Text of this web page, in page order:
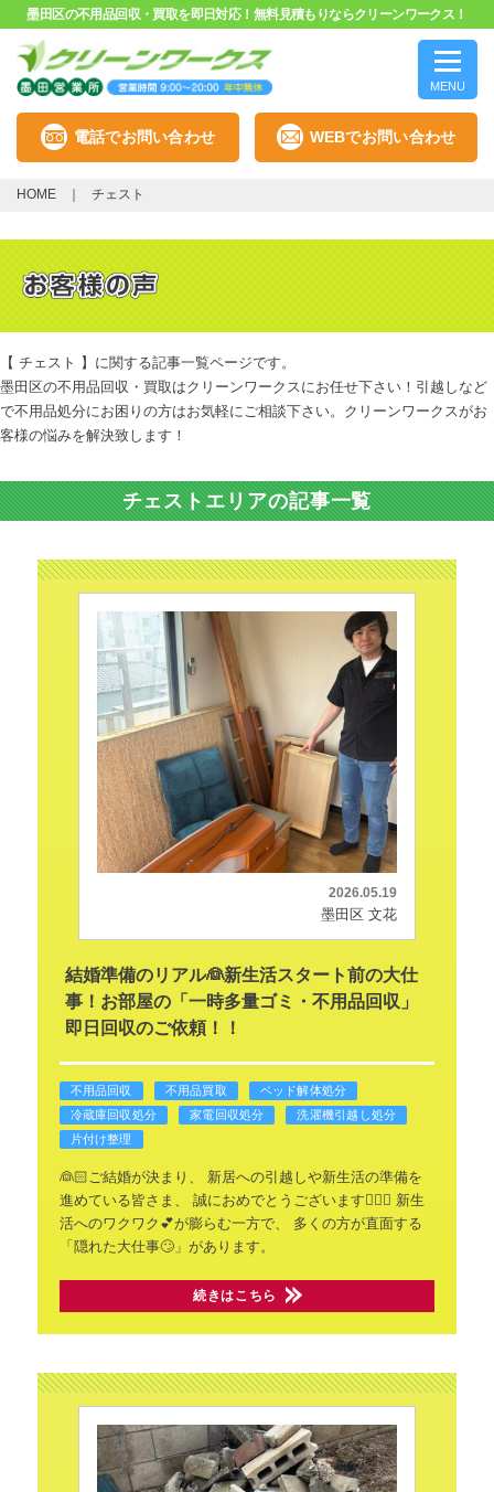
墨田区の不用品回収・買取を即日対応！無料見積もりならクリーンワークス！
MENU
電話でお問い合わせ WEBでお問い合わせ
HOME チェスト
【 チェスト 】に関する記事一覧ページです。
墨田区の不用品回収・買取はクリーンワークスにお任せ下さい！引越しなど
で不用品処分にお困りの方はお気軽にご相談下さい。クリーンワークスがお
客様の悩みを解決致します！
チェストエリアの記事一覧
2026.05.19
墨田区 文花
結婚準備のリアル👰新生活スタート前の大仕
事！お部屋の「一時多量ゴミ・不用品回収」
即日回収のご依頼！！
不用品回収 不用品買取
ベッド解体処分
冷蔵庫回収処分
家電回収処分
洗濯機引越し処分
片付け整理
👰🏻ご結婚が決まり、
新居への引越しや新生活の準備を
進めている皆さま、
誠におめでとうございます🙇🏻‍♂️ 新生
活へのワクワク💕が膨らむ一方で、
多くの方が直面する
「隠れた大仕事🙄」があります。
続きはこちら